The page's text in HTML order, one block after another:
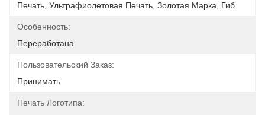
Печать, Ультрафиолетовая Печать, Золотая Марка, Гиб
Особенность:
Переработана
Пользовательский Заказ:
Принимать
Печать Логотипа: